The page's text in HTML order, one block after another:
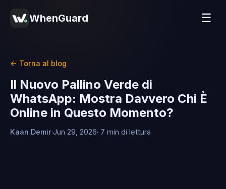
WhenGuard ☰
← Torna al blog
Il Nuovo Pallino Verde di
WhatsApp: Mostra Davvero Chi È
Online in Questo Momento?
Kaan Demir·Jun 29, 2026· 7 min di lettura